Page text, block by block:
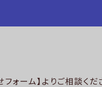
ーム】よりご相談くだ